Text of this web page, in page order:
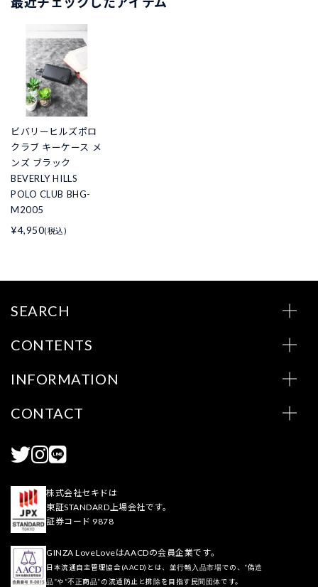
ビバリーヒルズポロ
クラブ キーケース メ
ンズ ブラック
BEVERLY HILLS
POLO CLUB BHG-
M2005
¥4,950(税込)
SEARCH
CONTENTS
INFORMATION
CONTACT
株式会社セキドは
東証STANDARD上場会社です。
証券コード 9878
GINZA LoveLoveはAACDの会員企業です。
日本流通自主管理協会(AACD)とは、並行輸入品市場での、“偽造
品”や“不正商品”の流通防止と排除を目指す民間団体です。